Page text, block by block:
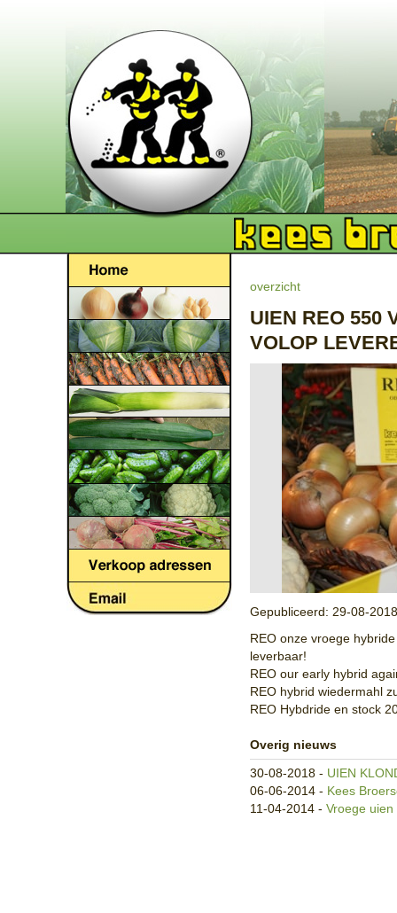
overzicht
UIEN REO 550
VOLOP
Gepubliceerd: 29-08-2018
REO onze vroege
leverbaar!
REO our early hybrid
REO hybrid wiedermahl
REO Hybdride en stock
Overig nieuws
30-08-2018 - UIEN
06-06-2014 - Kees
11-04-2014 - Vroege uien